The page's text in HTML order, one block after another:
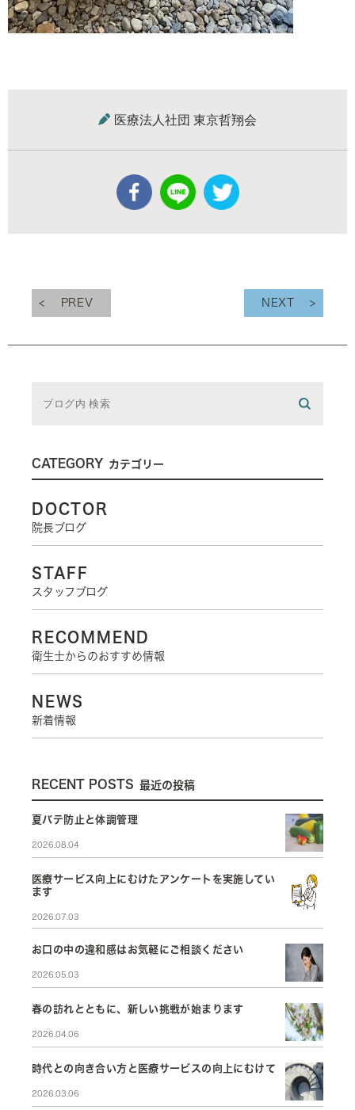
医療法人社団 東京哲翔会
PREV NEXT
CATEGORY カテゴリー
DOCTOR
院長ブログ
STAFF
スタッフブログ
RECOMMEND
衛生士からのおすすめ情報
NEWS
新着情報
RECENT POSTS 最近の投稿
夏バテ防止と体調管理
2026.08.04
医療サービス向上にむけたアンケートを実施してい
ます
2026.07.03
お口の中の違和感はお気軽にご相談ください
2026.05.03
春の訪れとともに、新しい挑戦が始まります
2026.04.06
時代との向き合い方と医療サービスの向上にむけて
2026.03.06